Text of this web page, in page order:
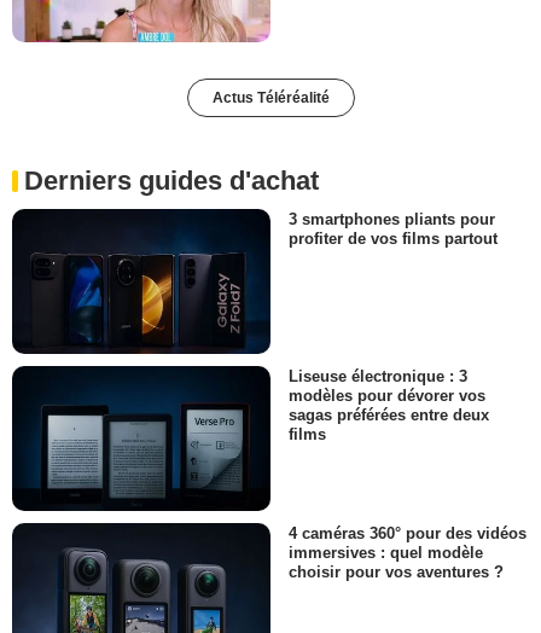
Actus Téléréalité
Derniers guides d'achat
3 smartphones pliants pour
profiter de vos films partout
Liseuse électronique : 3
modèles pour dévorer vos
sagas préférées entre deux
films
4 caméras 360° pour des vidéos
immersives : quel modèle
choisir pour vos aventures ?